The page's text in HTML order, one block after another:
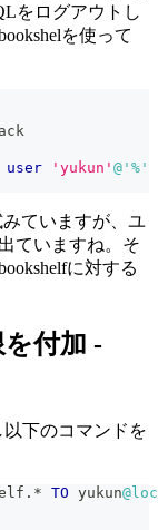
をログアウトし
を使って
user 'yukun' @'%'
ていますが、ユ
ていますね。そ
に対する
付加 -
下のコマンドを
. * TO yukun